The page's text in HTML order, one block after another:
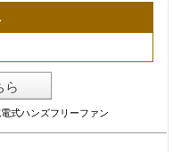
ら
式ハンズフリーファン